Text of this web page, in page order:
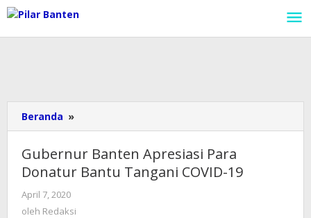
Lewati
ke
konten
Beranda »
Banten
Para
Donatur
Gubernur Banten Apresiasi Para
Donatur Bantu Tangani COVID-19
April 7, 2020
oleh Redaksi